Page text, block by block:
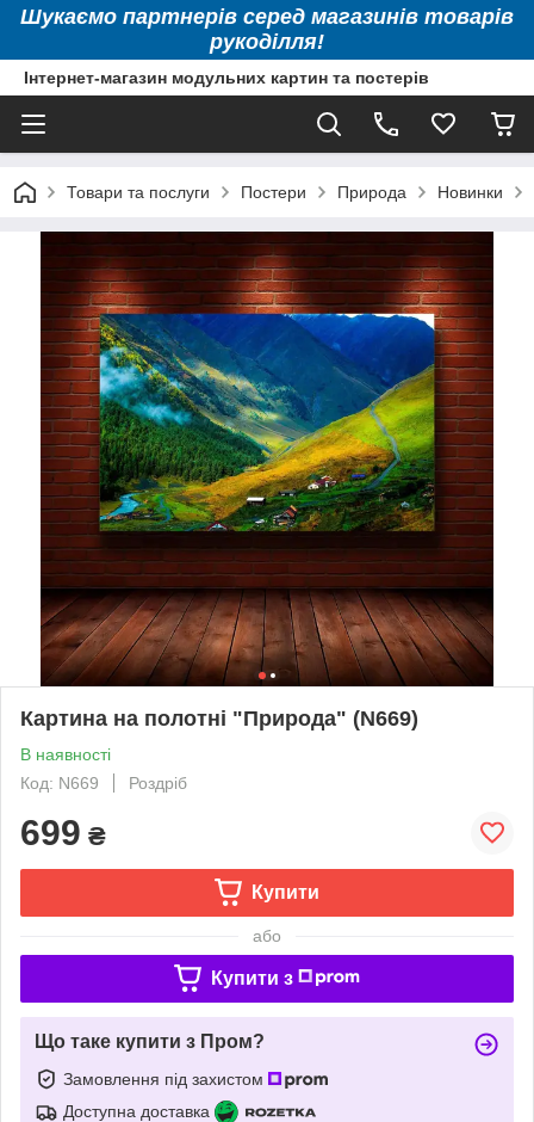
Шукаємо партнерів серед магазинів товарів
рукоділля!
Інтернет-магазин модульних картин та постерів
Товари та послуги Постери Природа Новинки
Картина на полотні "Природа" (N669)
В наявності
Код: N669
Роздріб
699 ₴
Купити
або
Купити з
Що таке купити з Пром?
Замовлення під захистом
Доступна доставка